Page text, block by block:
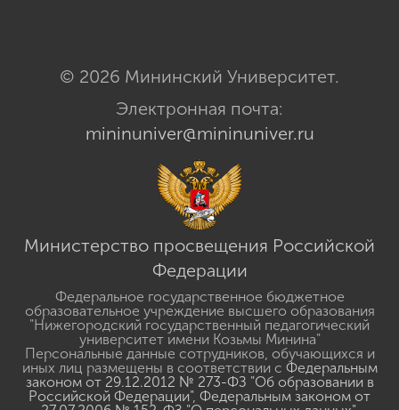
© 2026 Мининский Университет.
Электронная почта:
mininuniver@mininuniver.ru
Министерство просвещения Российской
Федерации
Федеральное государственное бюджетное
образовательное учреждение высшего образования
"Нижегородский государственный педагогический
университет имени Козьмы Минина"
Персональные данные сотрудников, обучающихся и
иных лиц размещены в соответствии с Федеральным
законом от 29.12.2012 № 273-ФЗ "Об образовании в
Российской Федерации", Федеральным законом от